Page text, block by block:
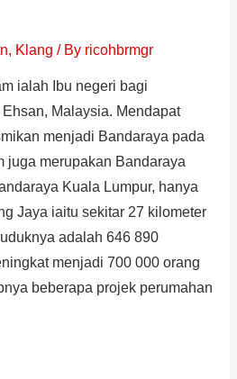
, Klang / By ricohbrmgr
ialah Ibu negeri bagi
Malaysia. Mendapat
menjadi Bandaraya pada
juga merupakan Bandaraya
Kuala Lumpur, hanya
Jaya iaitu sekitar 27 kilometer
adalah 646 890
menjadi 700 000 orang
beberapa projek perumahan